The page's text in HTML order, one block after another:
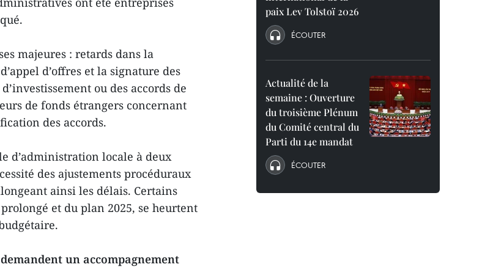
majeures : retards dans la
d’offres et la signature des
ou des accords de
de fonds étrangers concernant
des accords.
d’administration locale à deux
des ajustements procéduraux
ainsi les délais. Certains
et du plan 2025, se heurtent
un accompagnement
paix Lev Tolstoï 2026
ÉCOUTER
Actualité de la
semaine : Ouverture
du troisième Plénum
du Comité central du
Parti du 14e mandat
ÉCOUTER